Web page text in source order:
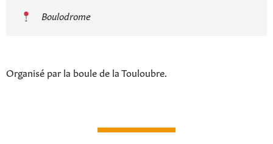
Boulodrome
Organisé par la boule de la Touloubre.